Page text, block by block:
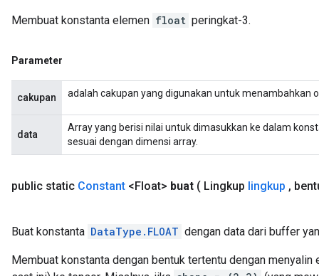
Membuat konstanta elemen float peringkat-3.
Parameter
cakupan adalah cakupan yang digunakan untuk menambahkan
data
Array yang berisi nilai untuk dimasukkan ke dalam
sesuai dengan dimensi array.
public static Constant <Float> buat ( Lingkup lingkup ,
Buat konstanta DataType.FLOAT dengan data dari buffer
Membuat konstanta dengan bentuk tertentu dengan